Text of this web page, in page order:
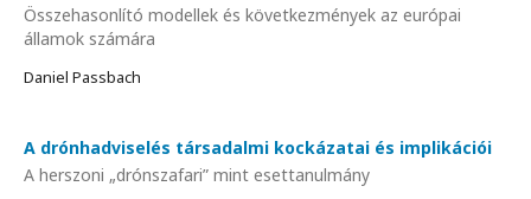
Összehasonlító modellek és következmények az európai
államok számára
Daniel Passbach
A drónhadviselés társadalmi kockázatai és implikációi
A herszoni „drónszafari” mint esettanulmány